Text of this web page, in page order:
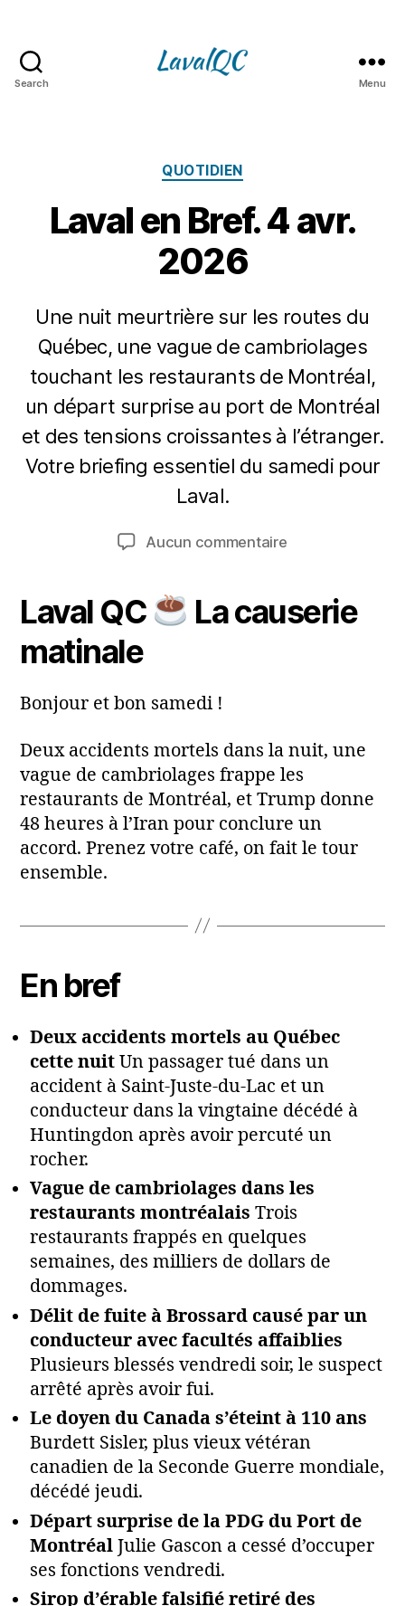
Search Menu
Catégories
QUOTIDIEN
Laval en Bref. 4 avr.
2026
Une nuit meurtrière sur les routes du
Québec, une vague de cambriolages
touchant les restaurants de Montréal,
un départ surprise au port de Montréal
et des tensions croissantes à l’étranger.
Votre briefing essentiel du samedi pour
Laval.
P
a
4
a
2
6
Aucun commentairesur
Bref.
4
Laval QC
La causerie
matinale
Bonjour et bon samedi !
Deux accidents mortels dans la nuit, une
vague de cambriolages frappe les
restaurants de Montréal, et Trump donne
48 heures à l’Iran pour conclure un
accord. Prenez votre café, on fait le tour
ensemble.
En bref
Deux accidents mortels au Québec
cette nuit Un passager tué dans un
accident à Saint-Juste-du-Lac et un
conducteur dans la vingtaine décédé à
Huntingdon après avoir percuté un
rocher.
Vague de cambriolages dans les
restaurants montréalais Trois
restaurants frappés en quelques
semaines, des milliers de dollars de
dommages.
Délit de fuite à Brossard causé par un
conducteur avec facultés affaiblies
Plusieurs blessés vendredi soir, le suspect
arrêté après avoir fui.
Le doyen du Canada s’éteint à 110 ans
Burdett Sisler, plus vieux vétéran
canadien de la Seconde Guerre mondiale,
décédé jeudi.
Départ surprise de la PDG du Port de
Montréal Julie Gascon a cessé d’occuper
ses fonctions vendredi.
Sirop d’érable falsifié retiré des